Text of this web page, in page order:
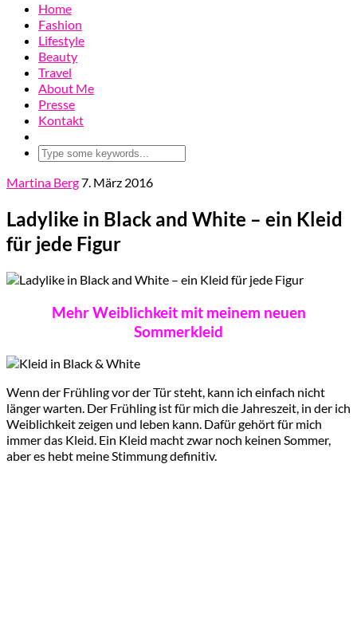
Home
Fashion
Lifestyle
Beauty
Travel
About Me
Presse
Kontakt
Martina Berg7. März 2016
Ladylike in Black and White – ein Kleid
für jede Figur
Mehr Weiblichkeit mit meinem neuen
Sommerkleid
Wenn der Frühling vor der Tür steht, kann ich einfach nicht
länger warten. Der Frühling ist für mich die Jahreszeit, in der ich
Weiblichkeit zeigen und leben kann. Dafür gehört für mich
immer das Kleid. Ein Kleid macht zwar noch keinen Sommer,
aber es hebt meine Stimmung definitiv.